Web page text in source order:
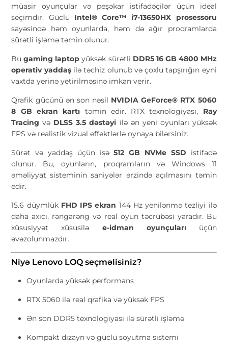
müasir oyunçular və peşəkar istifadəçilər üçün ideal
seçimdir. Güclü Intel® Core™ i7-13650HX prosessoru
sayəsində həm oyunlarda, həm də ağır proqramlarda
sürətli işləmə təmin olunur.
Bugaming laptop yüksək sürətli DDR5 16 GB 4800 MHz
operativ yaddaşilə təchiz olunub və çoxlu tapşırığın eyni
vaxtda yerinə yetirilməsinə imkan verir.
Qrafik gücünü ən son nəsil NVIDIA GeForce® RTX 5060
8 GB ekran kartı təmin edir. RTX texnologiyası, Ray
Tracing və DLSS 3.5 dəstəyi ilə ən yeni oyunları yüksək
FPS və realistik vizual effektlərlə oynaya bilərsiniz.
Sürət və yaddaş üçün isə512 GB NVMe SSD istifadə
olunur. Bu, oyunların, proqramların və Windows 11
əməliyyat sisteminin saniyələr ərzində açılmasını təmin
edir.
15.6 düymlük FHD IPS ekran 144 Hz yenilənmə tezliyi ilə
daha axıcı, rəngarəng və real oyun təcrübəsi yaradır. Bu
xüsusiyyət xüsusilə e-idman oyunçularıüçün
əvəzolunmazdır.
Niyə Lenovo LOQ seçməlisiniz?
Oyunlarda yüksək performans
RTX 5060 ilə real qrafika və yüksək FPS
Ən son DDR5 texnologiyası ilə sürətli işləmə
Kompakt dizayn və güclü soyutma sistemi